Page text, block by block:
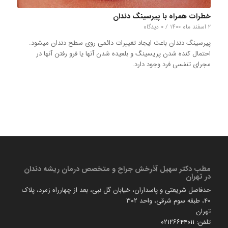
خطرات همراه با پیرسینگ دندان
۲ اسفند ماه ۱۴۰۰ / ۰ دیدگاه
پیرسینگ دندان باعث ایجاد تغییرات دائمی روی سطح دندان میشود.
احتمال کنده شدن پریسینگ و بلعیده شدن آنها یا فرو رفتن آنها در
مجرای تنفسی فرد وجود دارد.
مطب دكتر سهیل آذرخش جراح و متخصص درمان ریشه دندان
در تهران
حدفاصل شریعتی و پاسداران، خیابان گل نبی، بعد از چهارراه زمرد، پلاک
۴۰، طبقه سوم شرقی، واحد ۳۰۲
تهران
تلفن: ۰۲۱۲۶۶۴۴۰۱۱